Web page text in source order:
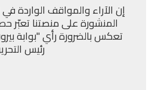
إن الآراء والمواقف الواردة
المنشورة على منصتنا تعبّر
تعكس بالضرورة رأي "بوابة
رئيس